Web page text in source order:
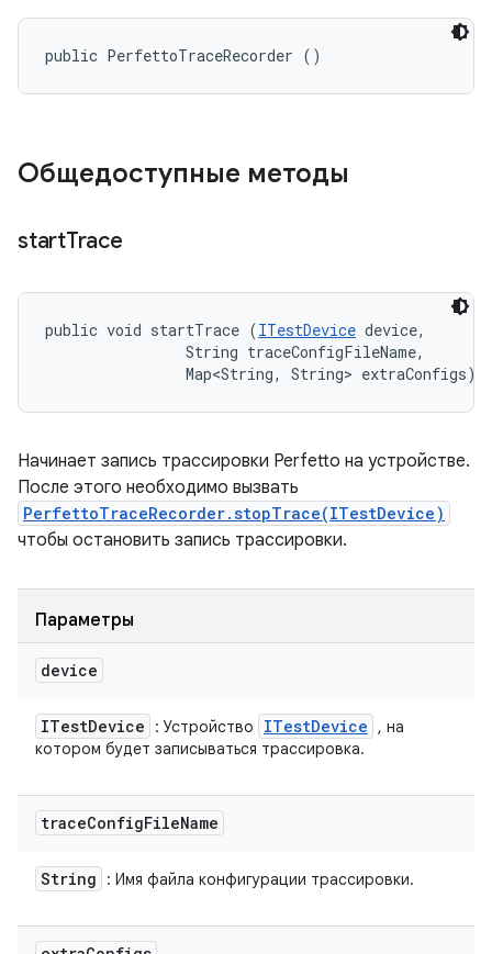
public PerfettoTraceRecorder ()
Общедоступные методы
startTrace
public void startTrace (ITestDevice device,
                String traceConfigFileName,
                Map<String, String> extraConfigs)
Начинает запись трассировки Perfetto на устройстве.
После этого необходимо вызвать
PerfettoTraceRecorder.stopTrace(ITestDevice)
чтобы остановить запись трассировки.
Параметры
device
ITestDevice : Устройство ITestDevice
, на
котором будет записываться трассировка.
traceConfigFileName
String : Имя файла конфигурации трассировки.